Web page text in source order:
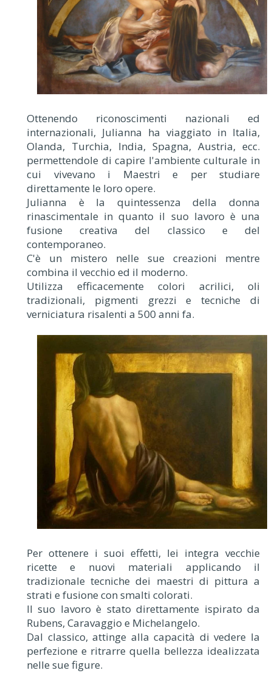
Ottenendo riconoscimenti nazionali ed
internazionali, Julianna ha viaggiato in Italia,
Olanda, Turchia, India, Spagna, Austria, ecc.
permettendole di capire l'ambiente culturale in
cui vivevano i Maestri e per studiare
direttamente le loro opere.
Julianna è la quintessenza della donna
rinascimentale in quanto il suo lavoro è una
fusione creativa del classico e del
contemporaneo.
C'è un mistero nelle sue creazioni mentre
combina il vecchio ed il moderno.
Utilizza efficacemente colori acrilici, oli
tradizionali, pigmenti grezzi e tecniche di
verniciatura risalenti a 500 anni fa.
Per ottenere i suoi effetti, lei integra vecchie
ricette e nuovi materiali applicando il
tradizionale tecniche dei maestri di pittura a
strati e fusione con smalti colorati.
Il suo lavoro è stato direttamente ispirato da
Rubens, Caravaggio e Michelangelo.
Dal classico, attinge alla capacità di vedere la
perfezione e ritrarre quella bellezza idealizzata
nelle sue figure.